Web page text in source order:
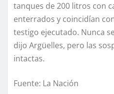
tanques de 200 litros con
enterrados y coincidían
testigo ejecutado. Nunca
dijo Argüelles, pero las
intactas.
Fuente: La Nación